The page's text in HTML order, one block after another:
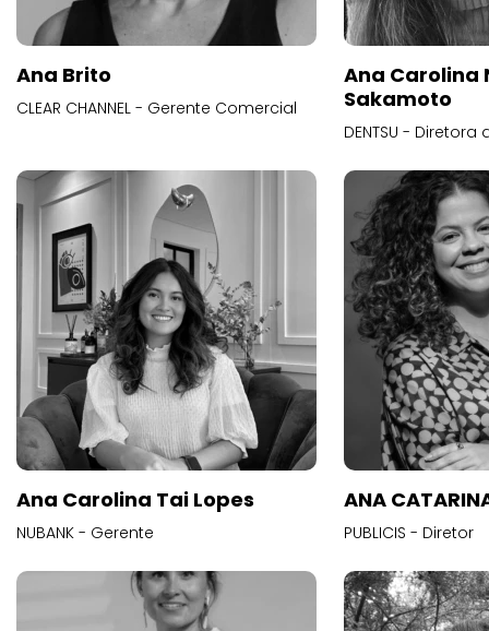
Ana Brito
CLEAR CHANNEL - Gerente Comercial
Ana Carolina
Sakamoto
DENTSU -
Ana Carolina Tai Lopes
NUBANK - Gerente
ANA
PUBLICIS - Diretor